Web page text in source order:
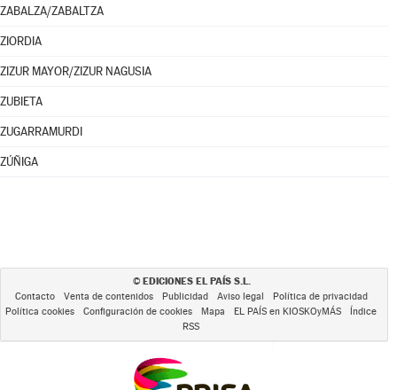
ZABALZA/ZABALTZA
ZIORDIA
ZIZUR MAYOR/ZIZUR NAGUSIA
ZUBIETA
ZUGARRAMURDI
ZÚÑIGA
© EDICIONES EL PAÍS S.L.
Contacto Venta de contenidos Publicidad Aviso legal
Política de privacidad
Política cookies
Configuración de cookies Mapa EL PAÍS en KIOSKOyMÁS
Índice
RSS